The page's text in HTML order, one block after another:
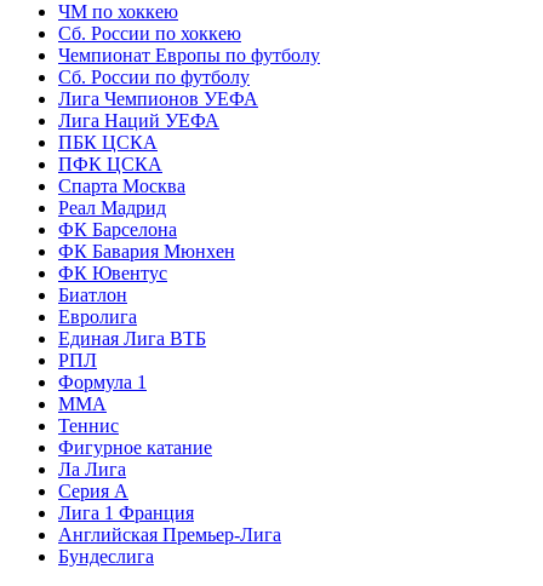
ЧМ по хоккею
Сб. России по хоккею
Чемпионат Европы по футболу
Сб. России по футболу
Лига Чемпионов УЕФА
Лига Наций УЕФА
ПБК ЦСКА
ПФК ЦСКА
Спарта Москва
Реал Мадрид
ФК Барселона
ФК Бавария Мюнхен
ФК Ювентус
Биатлон
Евролига
Единая Лига ВТБ
РПЛ
Формула 1
MMA
Теннис
Фигурное катание
Ла Лига
Серия А
Лига 1 Франция
Английская Премьер-Лига
Бундеслига